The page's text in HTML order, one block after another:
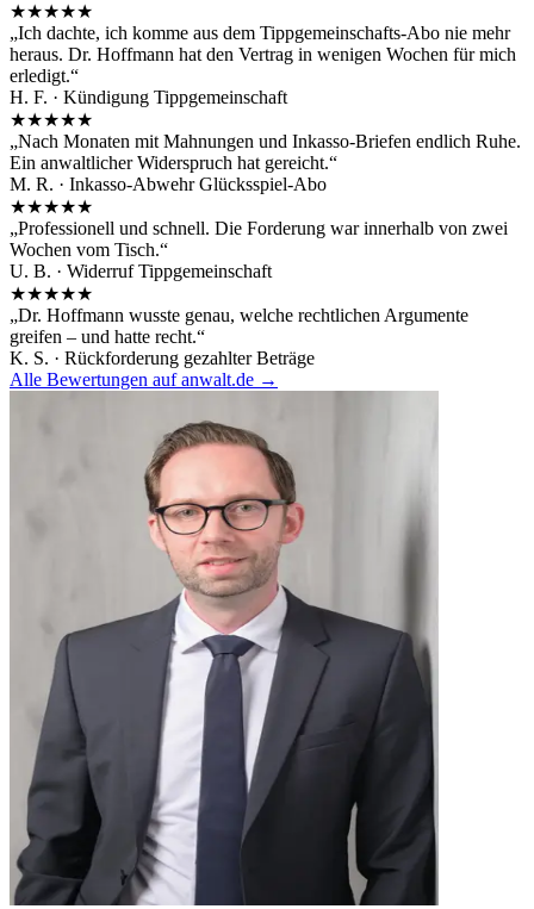
★★★★★
„Ich dachte, ich komme aus dem Tippgemeinschafts-Abo nie mehr
heraus. Dr. Hoffmann hat den Vertrag in wenigen Wochen für mich
erledigt.“
H. F. · Kündigung Tippgemeinschaft
★★★★★
„Nach Monaten mit Mahnungen und Inkasso-Briefen endlich Ruhe.
Ein anwaltlicher Widerspruch hat gereicht.“
M. R. · Inkasso-Abwehr Glücksspiel-Abo
★★★★★
„Professionell und schnell. Die Forderung war innerhalb von zwei
Wochen vom Tisch.“
U. B. · Widerruf Tippgemeinschaft
★★★★★
„Dr. Hoffmann wusste genau, welche rechtlichen Argumente
greifen – und hatte recht.“
K. S. · Rückforderung gezahlter Beträge
Alle Bewertungen auf anwalt.de →